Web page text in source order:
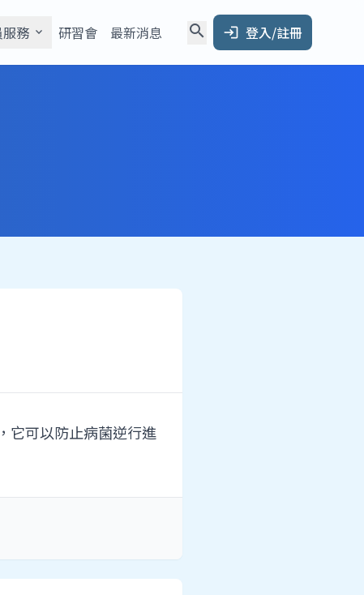
務 expand_more 研習會 最新消息 search login 登入/註冊
它可以防止病菌逆行進